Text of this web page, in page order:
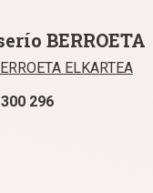
BERROETA
ELKARTEA
296